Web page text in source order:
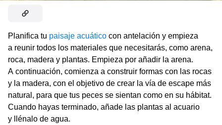
Planifica tu paisaje acuático con antelación y empieza
a reunir todos los materiales que necesitarás, como arena,
roca, madera y plantas. Empieza por añadir la arena.
A continuación, comienza a construir formas con las rocas
y la madera, con el objetivo de crear la vía de escape más
natural, para que tus peces se sientan como en su hábitat.
Cuando hayas terminado, añade las plantas al acuario
y llénalo de agua.